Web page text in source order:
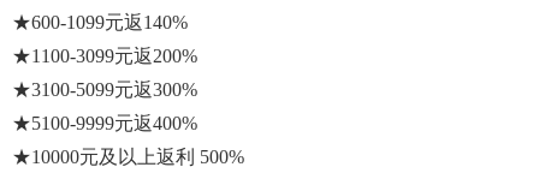
★600-1099元返140%
★1100-3099元返200%
★3100-5099元返300%
★5100-9999元返400%
★10000元及以上返利 500%